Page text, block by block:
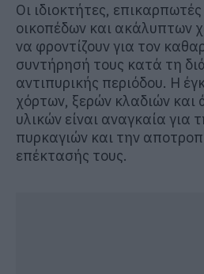
Οι ιδιοκτήτες,
οικοπέδων και ακάλυπτων
να φροντίζουν για τον
συντήρησή τους κατά τη
αντιπυρικής περιόδου. Η
χόρτων, ξερών κλαδιών
υλικών είναι αναγκαία για
πυρκαγιών και την
επέκτασής τους.